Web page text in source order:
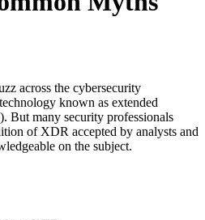
across the cybersecurity
known as extended
But many security professionals
of XDR accepted by analysts and
on the subject.